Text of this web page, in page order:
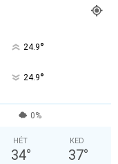
24.9°
24.9°
0%
HÉT
34°
KED
37°